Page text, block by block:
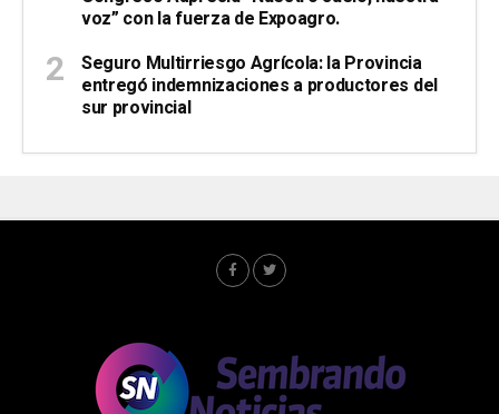
voz” con la fuerza de Expoagro.
Seguro Multirriesgo Agrícola: la Provincia
entregó indemnizaciones a productores del
sur provincial